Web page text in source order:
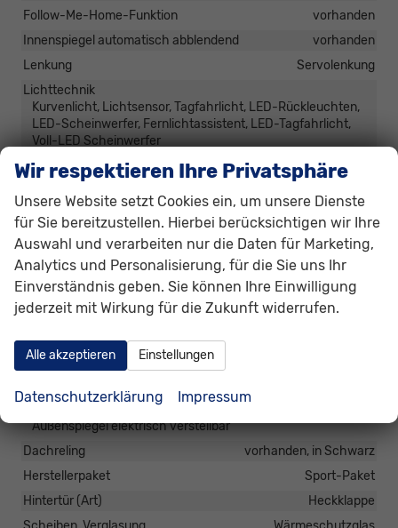
Follow-Me-Home-Funktion
vorhanden
Innenspiegel automatisch abblendend
vorhanden
Lenkung
Servolenkung
Lichttechnik
Kurvenlicht, Lichtsensor, Tagfahrlicht, LED-Rückleuchten,
LED-Scheinwerfer, Fernlichtassistent, LED-Tagfahrlicht,
Voll-LED Scheinwerfer
Pannenhilfe
Pannenkit
Waschwasserstandsanzeige
vorhanden
Zentralverriegelung
Zentralverriegelung, Zentralverriegelung mit
Funkfernbedienung, Schlüssellose Zentralverriegelung
(Keyless Go)
Außen
Anhängerkupplung
Außenspiegel
Außenspiegel elektrisch anklappbar, Außenspiegel beheizbar,
Außenspiegel elektrisch verstellbar
Dachreling
vorhanden, in Schwarz
Herstellerpaket
Sport-Paket
Hintertür (Art)
Heckklappe
Wir respektieren Ihre Privatsphäre
Unsere Website setzt Cookies ein, um unsere Dienste
für Sie bereitzustellen. Hierbei berücksichtigen wir Ihre
Auswahl und verarbeiten nur die Daten für Marketing,
Analytics und Personalisierung, für die Sie uns Ihr
Einverständnis geben. Sie können Ihre Einwilligung
jederzeit mit Wirkung für die Zukunft widerrufen.
Alle akzeptieren Einstellungen
Datenschutzerklärung Impressum